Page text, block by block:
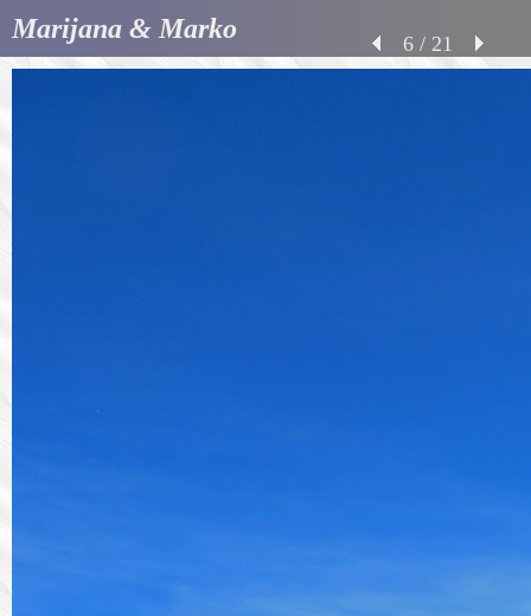
Marijana & Marko 6 / 21